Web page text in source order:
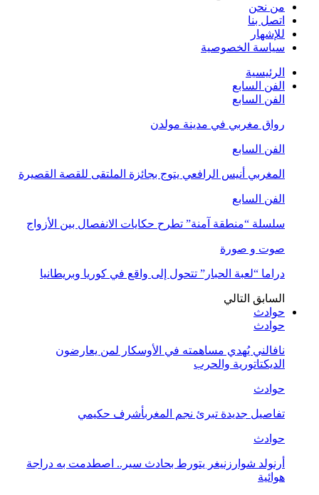
من نحن
اتصل بنا
للإشهار
سياسة الخصوصية
الرئيسية
الفن السابع
الفن السابع
رواق مغربي في مدينة مولدن
الفن السابع
المغربي أنيس الرافعي يتوج بجائزة الملتقى للقصة القصيرة
الفن السابع
سلسلة “منطقة آمنة” تطرح حكايات الانفصال بين الأزواج
صوت و صورة
دراما “لعبة الحبار” تتحول إلى واقع في كوريا وبريطانيا
السابق التالي
حوادث
حوادث
نافالني يُهدي مساهمته في الأوسكار لمن يعارضون
الديكتاتورية والحرب
حوادث
تفاصيل جديدة تبرئ نجم المغربأشرف حكيمي
حوادث
أرنولد شوارزنيغر يتورط بحادث سير.. اصطدمت به دراجة
هوائية